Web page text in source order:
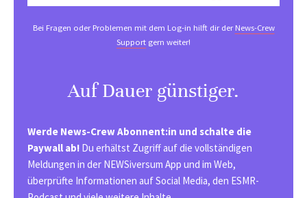
Bei Fragen oder Problemen mit dem Log-in hilft dir derNews-Crew
Support gern weiter!
Auf Dauer günstiger.
Werde News-Crew Abonnent:in und schalte die
Paywall ab! Du erhältst Zugriff auf die vollständigen
Meldungen in der NEWSiversum App und im Web,
überprüfte Informationen auf Social Media, den ESMR-